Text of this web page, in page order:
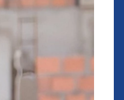
SOBRINHO
no Ministério
Estadual em 1992,
Como